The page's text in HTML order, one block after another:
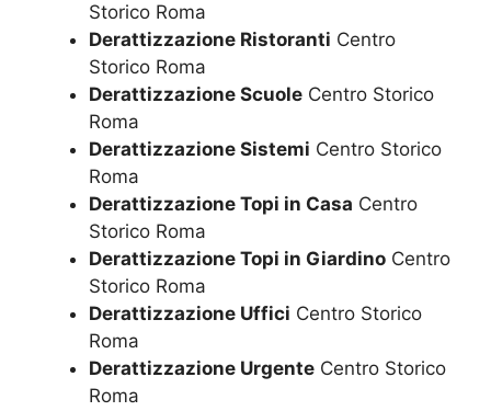
Storico Roma
Derattizzazione Ristoranti Centro
Storico Roma
Derattizzazione Scuole Centro Storico
Roma
Derattizzazione Sistemi Centro Storico
Roma
Derattizzazione Topi in Casa Centro
Storico Roma
Derattizzazione Topi in Giardino Centro
Storico Roma
Derattizzazione Uffici Centro Storico
Roma
Derattizzazione Urgente Centro Storico
Roma